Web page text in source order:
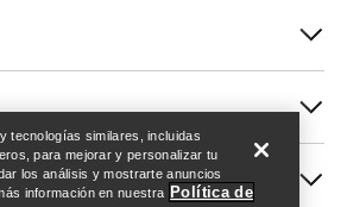
Help
tecnologías similares, incluidas
para mejorar y personalizar tu
los análisis y mostrarte anuncios
información en nuestra Política de